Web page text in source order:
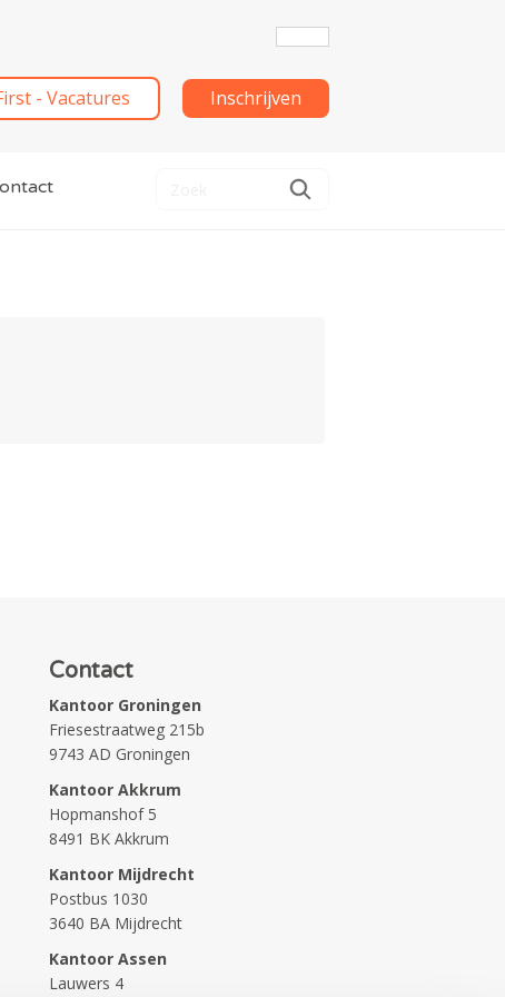
- Vacatures Inschrijven
Contact
Kantoor Groningen
Friesestraatweg 215b
9743 AD Groningen
Kantoor Akkrum
Hopmanshof 5
8491 BK Akkrum
Kantoor Mijdrecht
Postbus 1030
3640 BA Mijdrecht
Kantoor Assen
Lauwers 4